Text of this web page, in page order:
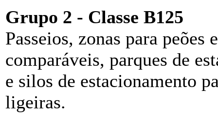
Grupo 2 - Classe B125
Passeios, zonas para peões
comparáveis, parques de
e silos de estacionamento
ligeiras.